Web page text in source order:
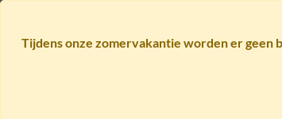
Tijdens onze zomervakantie worden er